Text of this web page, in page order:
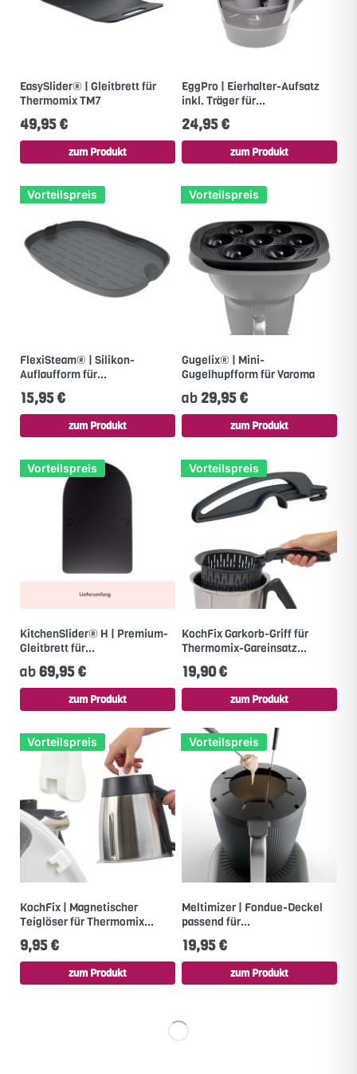
EasySlider® | Gleitbrett für
Thermomix TM7
49,95 €
zum Produkt
EggPro | Eierhalter-Aufsatz
inkl. Träger für...
24,95 €
zum Produkt
Vorteilspreis
FlexiSteam® | Silikon-
Auflaufform für...
15,95 €
zum Produkt
Vorteilspreis
Gugelix® | Mini-
Gugelhupfform für Varoma
ab29,95 €
zum Produkt
Vorteilspreis
KitchenSlider® H | Premium-
Gleitbrett für...
ab69,95 €
zum Produkt
Vorteilspreis
KochFix Garkorb-Griff für
Thermomix-Gareinsatz...
19,90 €
zum Produkt
Vorteilspreis
KochFix | Magnetischer
Teiglöser für Thermomix...
9,95 €
zum Produkt
Vorteilspreis
Meltimizer | Fondue-Deckel
passend für...
19,95 €
zum Produkt